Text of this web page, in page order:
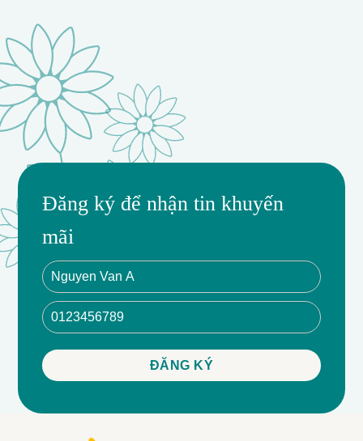
- Thiết kế chuyên nghiệp
- Đa dạng về màu sắc
- Phụ kiện cao cấp
- Giao hàng miễn phí nội thành
- Ưu đãi giảm giá cho đơn hàng thứ 2 trở lên.
Đăng ký để nhận tin khuyến
mãi